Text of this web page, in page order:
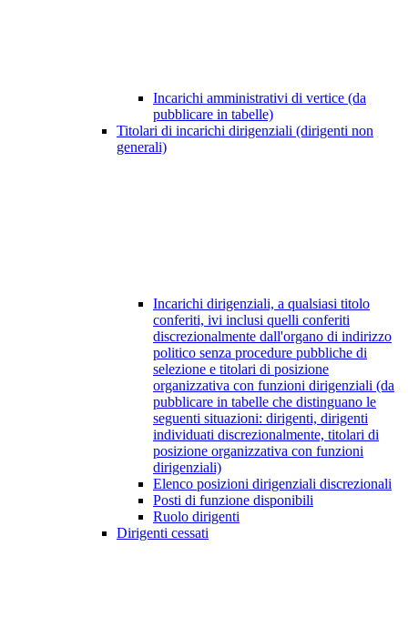
Incarichi amministrativi di vertice (da
pubblicare in tabelle)
Titolari di incarichi dirigenziali (dirigenti non
generali)
Incarichi dirigenziali, a qualsiasi titolo
conferiti, ivi inclusi quelli conferiti
discrezionalmente dall'organo di indirizzo
politico senza procedure pubbliche di
selezione e titolari di posizione
organizzativa con funzioni dirigenziali (da
pubblicare in tabelle che distinguano le
seguenti situazioni: dirigenti, dirigenti
individuati discrezionalmente, titolari di
posizione organizzativa con funzioni
dirigenziali)
Elenco posizioni dirigenziali discrezionali
Posti di funzione disponibili
Ruolo dirigenti
Dirigenti cessati